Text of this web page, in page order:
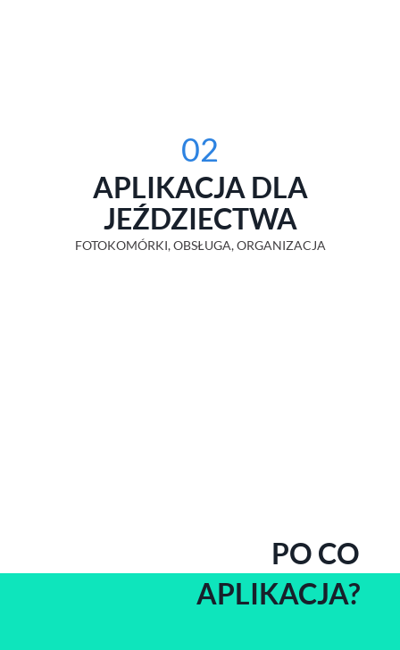
02
APLIKACJA DLA
JEŹDZIECTWA
FOTOKOMÓRKI, OBSŁUGA, ORGANIZACJA
PO CO
APLIKACJA?